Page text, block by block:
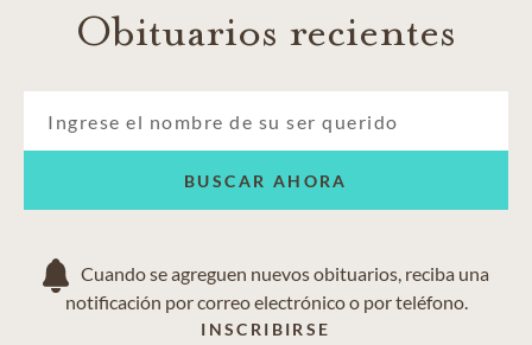
Obituarios recientes
BUSCAR AHORA
Cuando se agreguen nuevos obituarios, reciba una
notificación por correo electrónico o por teléfono.
INSCRIBIRSE